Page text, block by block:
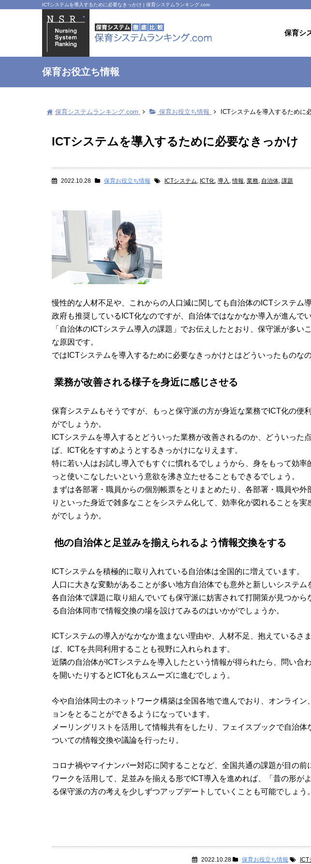
ICTシステムを導入するために必要なきっかけ | 保育システムランキング.com
保育シ
保育お役立ち情報
保育システムランキング.com 保育お役立ち情報 ICTシステムを導入するために
ICTシステムを導入するために必要なきっかけ
2022.10.28 保育お役立ち情報 ICTシステム, ICT化, 導入 ,情報, 業務, 自治体, 課題
慢性的な人材不足や、これからの人口減に関しても自治体のICTシステム
政府も推奨しているICT化なのですが、自治体ではなかなか導入が進んでい
「自治体のICTシステム導入の課題」でお伝えしたとおり、保守派が多い
な原因です。
ではICTシステムを導入するために必要なきっかけとはどういったものなの
業務が改善される様子を身近に感じさせる
保育システムもそうですが、もっと保守派の方が身近な業務でICT化の便
がでしょうか。
ICTシステムを導入するとどういった業務が改善されるのか、どういった
ば、ICT化をすすめようとするきっかけになりえます。
特に若い人はお試し導入でもすぐに慣れるでしょうから、身をもって効率
っと使いこなしたいという意欲を沸き立たせることもできるでしょう。
まずは各部署・職員からの個別帳票をとりまとめたり、各部署・職員や外
りといった身近で雑多なことをシステム化して、効率化が図れることを
がでしょうか。
他の自治体と足並みを揃えられるよう情報交換をする
ICTシステムを積極的に取り入れている自治体は全国的に増えています。
人口に大きな変動があることが多い地方自治体でも意外と新しいシステム
各自治体で課題に取り組んでいても保守派に妨害されて打開策が見つから
る自治体同市で情報交換の場を設けてみるのはいかがでしょうか。
ICTシステムの導入がなかなか進まない理由や、人材不足、抱えているさ
ば、ICTを共同利用することも視野に入れられます。
近隣の自治体がICTシステムを導入したという情報が得られたら、問い合
を開いたりするとICT化もスムーズに進むでしょう。
今や自治体同士のネットワーク構築は全国各地で進んでおり、オンライ
ョンをとることができるようになっています。
メーリングリストを活用して情報共有をしたり、フェイスブックで自治
ついての情報交換や議論を行ったり。
コロナ禍やマイナンバー対応に関することなど、全国共通の課題が目の前
ワークを活用して、足並みを揃える形でICT導入を進めれば、「昔の形が
る保守派の方の考えを少しずつアップデートしていくことも可能でしょう。
2022.10.28 保育お役立ち情報